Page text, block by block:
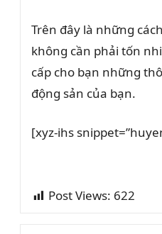
Trên đây là những
không cần phải tốn
cấp cho bạn những
động sản của bạn.
[xyz-ihs
Post Views: 622